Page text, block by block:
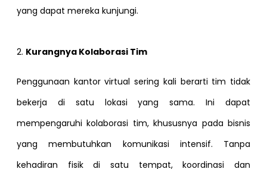
yang dapat mereka kunjungi.
2. Kurangnya Kolaborasi Tim
Penggunaan kantor virtual sering kali berarti tim tidak
bekerja di satu lokasi yang sama. Ini dapat
mempengaruhi kolaborasi tim, khususnya pada bisnis
yang membutuhkan komunikasi intensif. Tanpa
kehadiran fisik di satu tempat, koordinasi dan